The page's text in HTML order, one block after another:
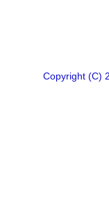
Copyright (C)